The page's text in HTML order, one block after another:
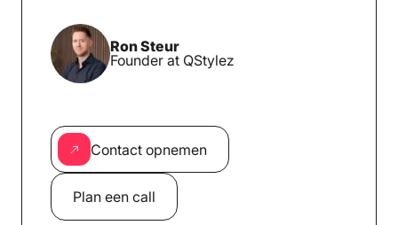
Ron Steur
Founder at QStylez
Contact opnemen
Plan een call